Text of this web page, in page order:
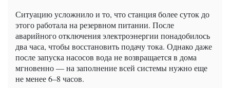
Ситуацию усложнило и то, что станция более суток до
этого работала на резервном питании. После
аварийного отключения электроэнергии понадобилось
два часа, чтобы восстановить подачу тока. Однако даже
после запуска насосов вода не возвращается в дома
мгновенно — на заполнение всей системы нужно еще
не менее 6–8 часов.